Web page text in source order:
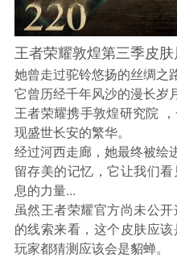
王者荣耀敦煌第三季皮
她曾走过驼铃悠扬的丝绸之
它曾历经千年风沙的漫长岁
王者荣耀携手敦煌研究院
现盛世长安的繁华。
经过河西走廊，她最终被绘
留存美的记忆，它让我们
息的力量...
虽然王者荣耀官方尚未公
的线索来看，这个皮肤应
玩家都猜测应该会是貂蝉。